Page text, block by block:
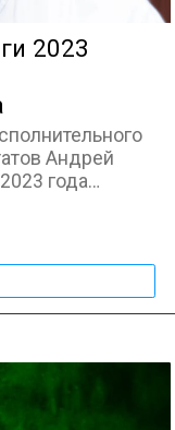
Андрей
года…
2023